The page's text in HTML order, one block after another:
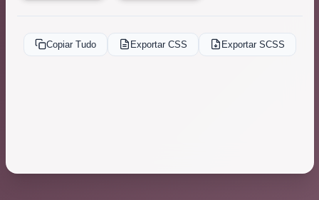
Copiar Tudo Exportar CSS Exportar SCSS